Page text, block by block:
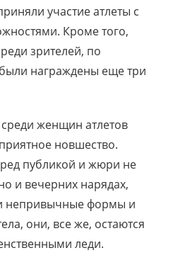
участие атлеты с
Кроме того,
зрителей, по
награждены еще три
среди женщин атлетов
новшество.
публикой и жюри не
и вечерних нарядах,
непривычные формы и
они, все же, остаются
леди.